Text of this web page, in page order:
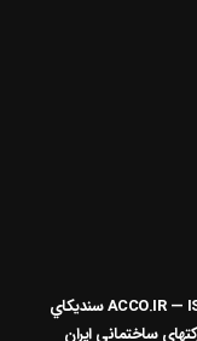
ساختماني ايران